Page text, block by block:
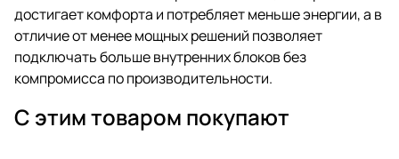
достигает комфорта и потребляет меньше энергии, а в
отличие от менее мощных решений позволяет
подключать больше внутренних блоков без
компромисса по производительности.
С этим товаром покупают